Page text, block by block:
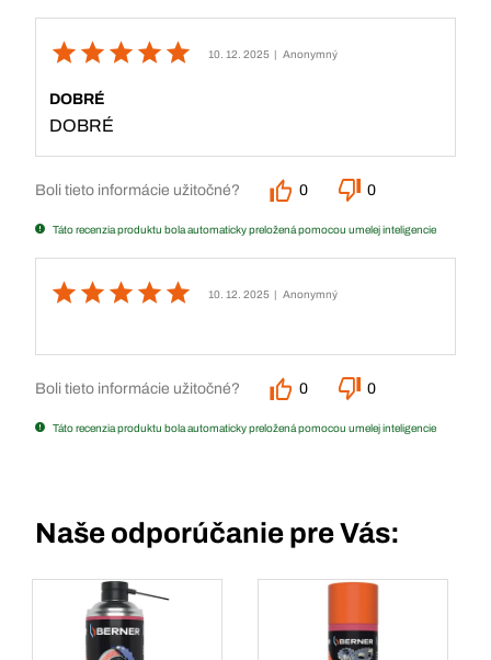
10. 12. 2025 | Anonymný
DOBRÉ
DOBRÉ
Boli tieto informácie užitočné? 0 0
Táto recenzia produktu bola automaticky preložená pomocou umelej inteligencie
10. 12. 2025 | Anonymný
Boli tieto informácie užitočné? 0 0
Táto recenzia produktu bola automaticky preložená pomocou umelej inteligencie
Naše odporúčanie pre Vás: